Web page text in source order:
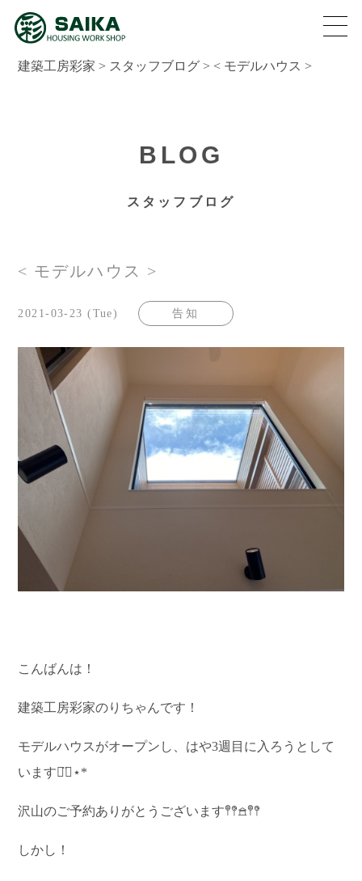
建築工房彩家 > スタッフブログ > < モデルハウス >
BLOG
スタッフブログ
< モデルハウス >
2021-03-23 (Tue) 告知
こんばんは！
建築工房彩家のりちゃんです！
モデルハウスがオープンし、はや3週目に入ろうとして
います◡̈⃝︎⋆︎*
沢山のご予約ありがとうございます𖤣𖤥𖠿𖤣𖤥
しかし！